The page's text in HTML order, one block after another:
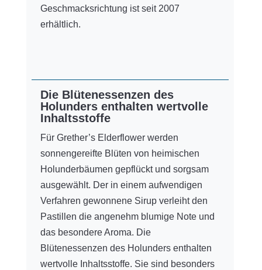
Geschmacksrichtung ist seit 2007
erhältlich.
Die Blütenessenzen des
Holunders enthalten wertvolle
Inhaltsstoffe
Für Grether’s Elderflower werden
sonnengereifte Blüten von heimischen
Holunderbäumen gepflückt und sorgsam
ausgewählt. Der in einem aufwendigen
Verfahren gewonnene Sirup verleiht den
Pastillen die angenehm blumige Note und
das besondere Aroma. Die
Blütenessenzen des Holunders enthalten
wertvolle Inhaltsstoffe. Sie sind besonders